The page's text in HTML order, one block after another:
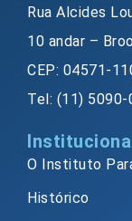
Rua Alcides
10 andar –
CEP: 04571-
Tel: (11) 5090-
O Instituto
Histórico